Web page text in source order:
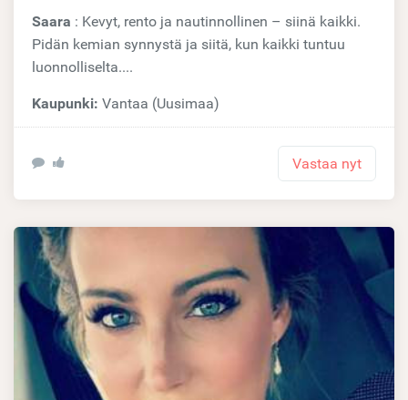
Saara : Kevyt, rento ja nautinnollinen – siinä kaikki.
Pidän kemian synnystä ja siitä, kun kaikki tuntuu
luonnolliselta....
Kaupunki: Vantaa (Uusimaa)
Vastaa nyt